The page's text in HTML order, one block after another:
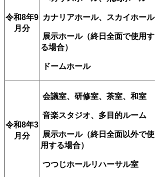
令和8年9
月分
カナリアホール、スカイホール
展示ホール（終日全面で使用す
る場合）
ドームホール
令和8年3
月分
会議室、研修室、茶室、和室
音楽スタジオ、多目的ルーム
展示ホール（終日全面以外で使
用する場合）
つつじホールリハーサル室